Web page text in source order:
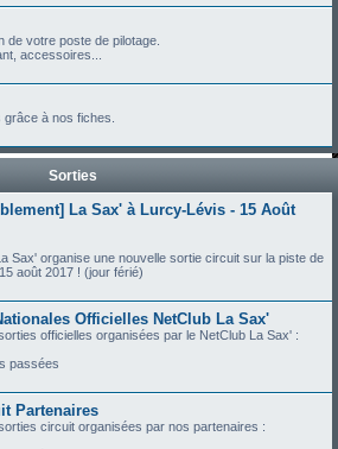
de votre poste de pilotage.
accessoires...
à nos fiches.
Sorties
La Sax' à Lurcy-Lévis - 15 Août
Sax' organise une nouvelle sortie circuit sur la piste de
août 2017 ! (jour férié)
Officielles NetClub La Sax'
officielles organisées par le NetClub La Sax' :
passées
Partenaires
circuit organisées par nos partenaires :